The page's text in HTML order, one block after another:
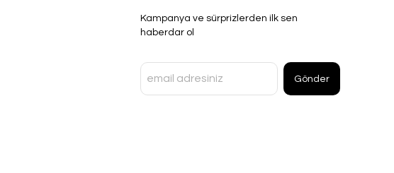
Kampanya ve sürprizlerden ilk sen
haberdar ol
Gönder